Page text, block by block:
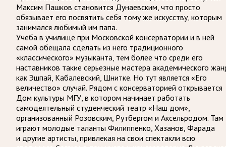
Максим Пашков становится Дунаевским, что просто
обязывает его посвятить себя тому же искусству, которым
занимался любимый им папа.
Учеба в училище при Московской консерватории и в ней
самой обещала сделать из него традиционного
«классического» музыканта, тем более что среди его
наставников такие серьезные мастера академического
как Эшпай, Кабалевский, Шнитке. Но тут является «Его
величество» случай. Рядом с консерваторией открывается
Дом культуры МГУ, в котором начинает работать
самодеятельный студенческий театр «Наш дом»,
организованный Розовским, Рутбергом и Аксельродом. Там
играют молодые таланты Филиппенко, Хазанов, Фарада
и другие артисты, привлекая на свои спектакли всю